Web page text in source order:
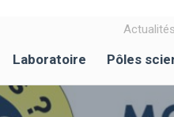
Actualités
Laboratoire Pôles